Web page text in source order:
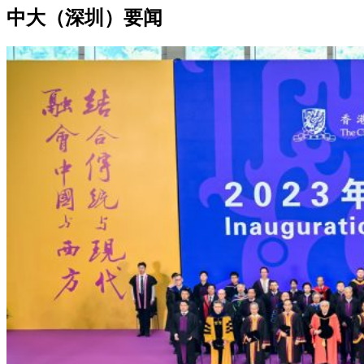
中大（深圳）要闻